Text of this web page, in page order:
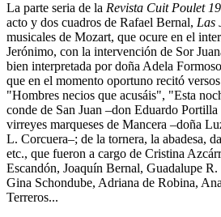
La parte seria de la Revista Cuit Poulet
acto y dos cuadros de Rafael Bernal, Las
musicales de Mozart, que ocure en el
Jerónimo, con la intervención de Sor
bien interpretada por doña Adela
que en el momento oportuno recitó
"Hombres necios que acusáis", "Esta
conde de San Juan –don Eduardo
virreyes marqueses de Mancera –doña
L. Corcuera–; de la tornera, la abadesa,
etc., que fueron a cargo de Cristina
Escandón, Joaquín Bernal, Guadalupe
Gina Schondube, Adriana de Robina,
Terreros...